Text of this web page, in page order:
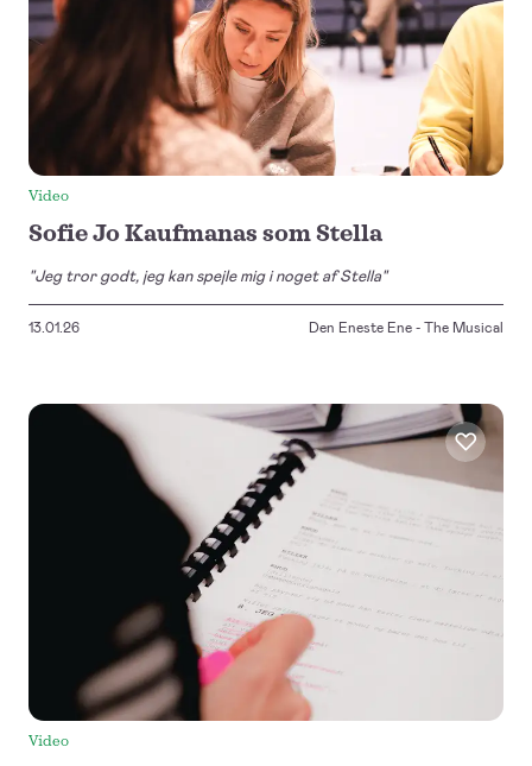
Video
Sofie Jo Kaufmanas som Stella
"Jeg tror godt, jeg kan spejle mig i noget af Stella"
13.01.26 Den Eneste Ene - The Musical
Video